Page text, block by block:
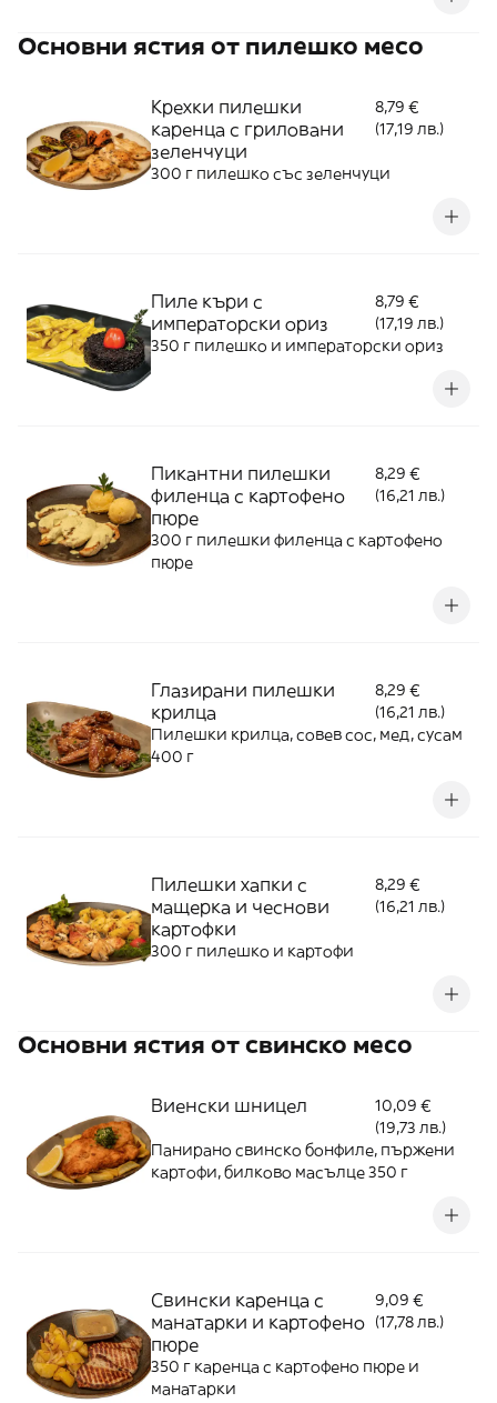
Основни ястия от пилешко месо
Крехки пилешки
каренца с гриловани
зеленчуци
8,79 €
(17,19 лв.)
300 г пилешко със зеленчуци
Пиле къри с
императорски ориз
8,79 €
(17,19 лв.)
350 г пилешко и императорски ориз
Пикантни пилешки
филенца с картофено
пюре
8,29 €
(16,21 лв.)
300 г пилешки филенца с картофено
пюре
Глазирани пилешки
крилца
8,29 €
(16,21 лв.)
Пилешки крилца, совев сос, мед, сусам
400 г
Пилешки хапки с
мащерка и чеснови
картофки
8,29 €
(16,21 лв.)
300 г пилешко и картофи
Основни ястия от свинско месо
Виенски шницел
10,09 €
(19,73 лв.)
Панирано свинско бонфиле, пържени
картофи, билково масълце 350 г
Свински каренца с
манатарки и картофено
пюре
9,09 €
(17,78 лв.)
350 г каренца с картофено пюре и
манатарки